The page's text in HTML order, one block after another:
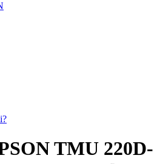
TMU 220D-